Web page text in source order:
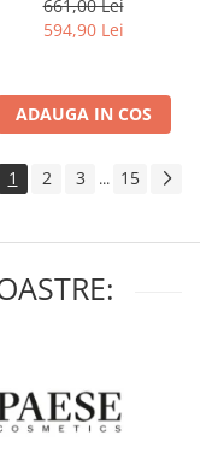
661,00 Lei
594,90 Lei
ADAUGA IN COS
1 2 3 ... 15